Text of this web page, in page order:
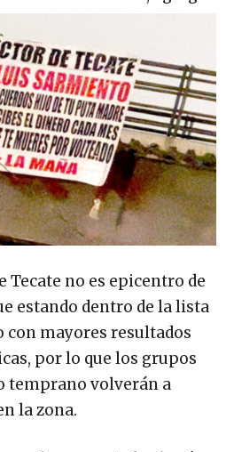
Tecate no es epicentro de
estando dentro de la lista
con mayores resultados
por lo que los grupos
temprano volverán a
la zona.